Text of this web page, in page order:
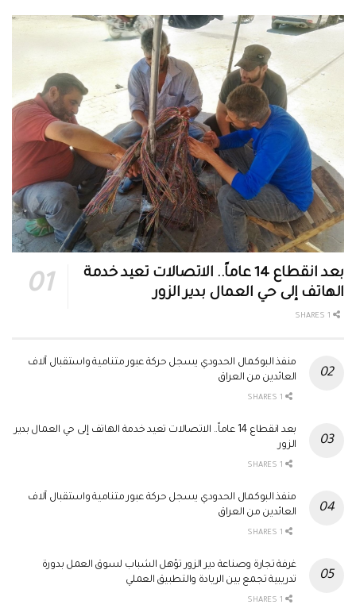
بعد انقطاع 14 عاماً.. الاتصالات تعيد خدمة
الهاتف إلى حي العمال بدير الزور
منفذ البوكمال الحدودي يسجل حركة عبور متنامية واستقبال آلاف
العائدين من العراق
بعد انقطاع 14 عاماً.. الاتصالات تعيد خدمة الهاتف إلى حي العمال بدير
الزور
منفذ البوكمال الحدودي يسجل حركة عبور متنامية واستقبال آلاف
العائدين من العراق
غرفة تجارة وصناعة دير الزور تؤهل الشباب لسوق العمل بدورة
تدريبية تجمع بين الريادة والتطبيق العملي